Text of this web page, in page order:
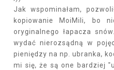
Jak wspominałam,
kopiowanie MoiMili, bo
oryginalnego łapacza
wydać nierozsądną w
pieniędzy na np. ubranka,
mi się, że są one bardziej